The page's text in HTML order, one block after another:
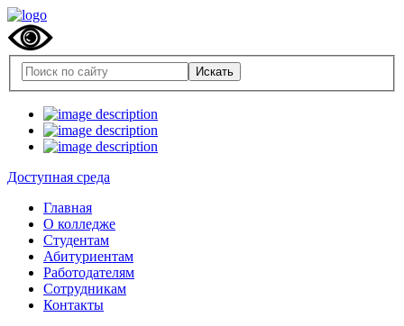
Доступная среда
Главная
О колледже
Студентам
Абитуриентам
Работодателям
Сотрудникам
Контакты